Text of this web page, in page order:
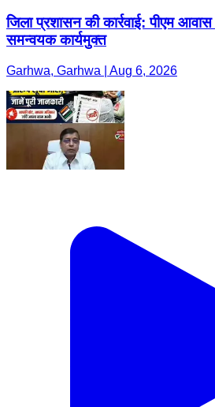
जिला प्रशासन की कार्रवाई: पीएम
समन्वयक कार्यमुक्त
Garhwa, Garhwa | Aug 6, 2026